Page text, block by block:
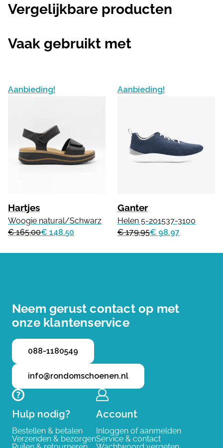
Vergelijkbare producten
Vaak gebruikt met
Aanbieding!
Hartjes
Woogie natural/Schwarz
€ 165.00€ 148.50
Aanbieding!
Ganter
Helen 5-201537-3100
€ 179.95€ 98.97
Neem gerust contact op met
onze klantenservice
088-1180549
info@rondomschoenen.nl
Hulp nodig?
Bestellen & betalen
Verzenden & bezorgen
Account
Inloggen of aanmelden
Service & contact